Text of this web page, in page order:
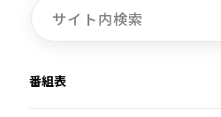
番組表